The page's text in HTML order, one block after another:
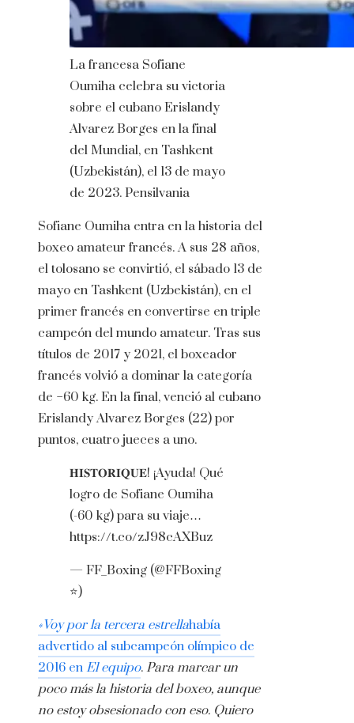
La francesa Sofiane
Oumiha celebra su victoria
sobre el cubano Erislandy
Alvarez Borges en la final
del Mundial, en Tashkent
(Uzbekistán), el 13 de mayo
de 2023. Pensilvania
Sofiane Oumiha entra en la historia del
boxeo amateur francés. A sus 28 años,
el tolosano se convirtió, el sábado 13 de
mayo en Tashkent (Uzbekistán), en el
primer francés en convertirse en triple
campeón del mundo amateur. Tras sus
títulos de 2017 y 2021, el boxeador
francés volvió a dominar la categoría
de −60 kg. En la final, venció al cubano
Erislandy Alvarez Borges (22) por
puntos, cuatro jueces a uno.
𝐇𝐈𝐒𝐓𝐎𝐑𝐈𝐐𝐔𝐄! ¡Ayuda! Qué
logro de Sofiane Oumiha
(-60 kg) para su viaje…
https://t.co/zJ98cAXBuz
— FF_Boxing (@FFBoxing
⭐)
«Voy por la tercera estrellahabía
advertido al subcampeón olímpico de
2016 en El equipo. Para marcar un
poco más la historia del boxeo, aunque
no estoy obsesionado con eso. Quiero